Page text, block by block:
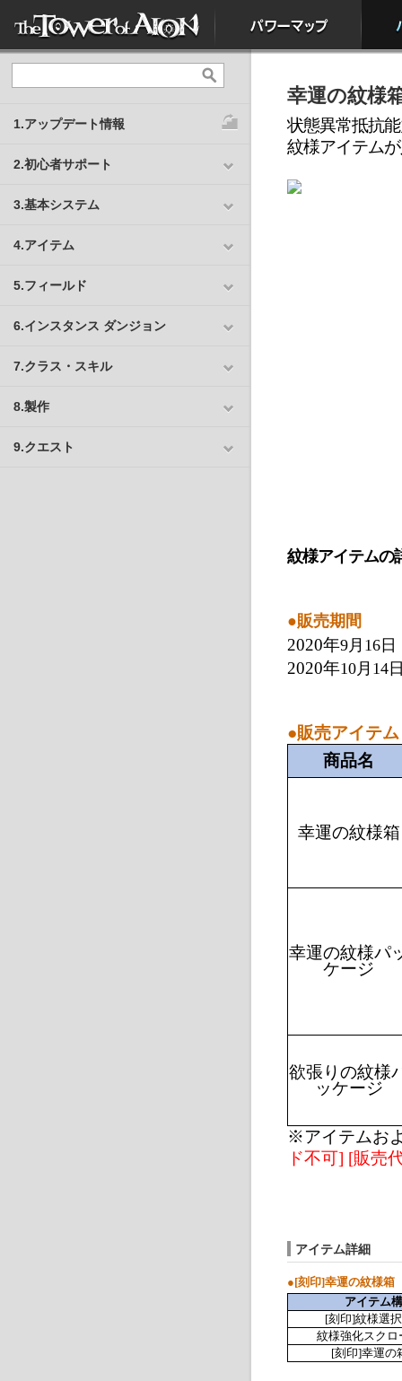
1.アップデート情報
2.初心者サポート
3.基本システム
4.アイテム
5.フィールド
6.インスタンス ダンジョン
7.クラス・スキル
8.製作
9.クエスト
幸運の紋様
状態異常抵抗
紋様アイテム
紋様アイテムの
●販売期間
2020年9月16日
2020年10月 14
●販売アイテム
商品名
幸運の紋様箱
幸運の紋様パ
ケージ
欲張りの紋様
ッケージ
※アイテムお
ド不可] [販売
アイテム詳細
●[刻印]幸運の紋様箱
アイテム
[刻印]紋様選
紋様強化スクロ
[刻印]幸運の